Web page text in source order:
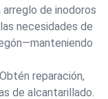
de inodoros
necesidades de
Obtén reparación,
de alcantarillado.